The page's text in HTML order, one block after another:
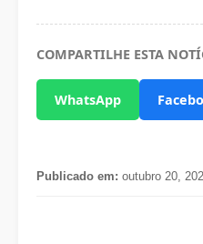
COMPARTILHE ESTA
WhatsApp
Publicado em: outubro 20,